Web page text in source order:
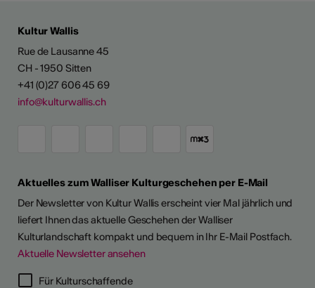
Kultur Wallis
Rue de Lausanne 45
CH - 1950 Sitten
+41 (0)27 606 45 69
info@kulturwallis.ch
Aktuelles zum Walliser Kulturgeschehen per E-Mail
Der Newsletter von Kultur Wallis erscheint vier Mal jährlich und
liefert Ihnen das aktuelle Geschehen der Walliser
Kulturlandschaft kompakt und bequem in Ihr E-Mail Postfach.
Aktuelle Newsletter ansehen
Für Kulturschaffende